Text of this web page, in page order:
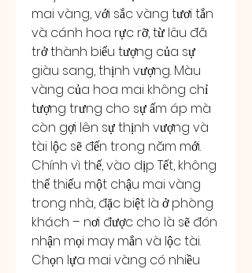
mai vàng, với sắc vàng tươi tắn
và cánh hoa rực rỡ, từ lâu đã
trở thành biểu tượng của sự
giàu sang, thịnh vượng. Màu
vàng của hoa mai không chỉ
tượng trưng cho sự ấm áp mà
còn gợi lên sự thịnh vượng và
tài lộc sẽ đến trong năm mới.
Chính vì thế, vào dịp Tết, không
thể thiếu một chậu mai vàng
trong nhà, đặc biệt là ở phòng
khách – nơi được cho là sẽ đón
nhận mọi may mắn và lộc tài.
Chọn lựa mai vàng có nhiều